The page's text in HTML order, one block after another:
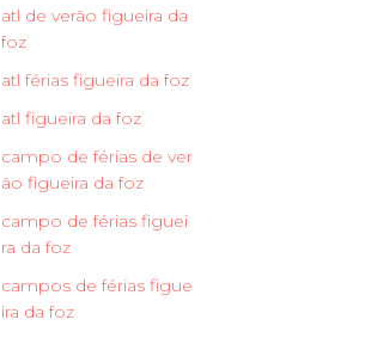
atl de verão figueira da
foz
atl férias figueira da foz
atl figueira da foz
campo de férias de ver
ão figueira da foz
campo de férias figuei
ra da foz
campos de férias figue
ira da foz